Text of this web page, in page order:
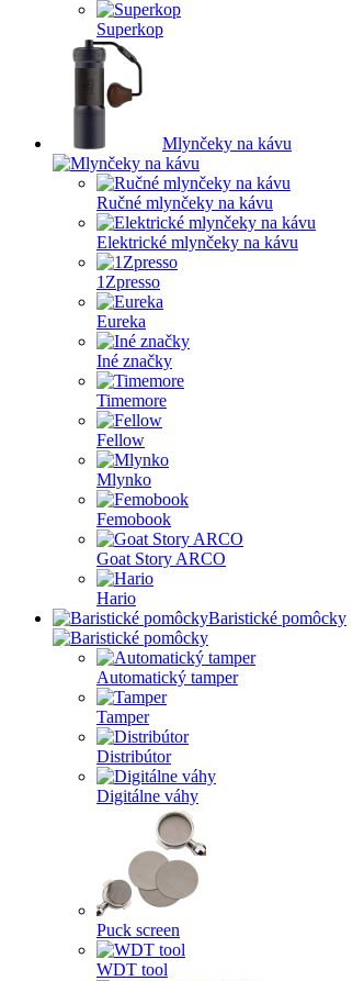
Superkop
Mlynčeky na kávu
Ručné mlynčeky na kávu
Elektrické mlynčeky na kávu
1Zpresso
Eureka
Iné značky
Timemore
Fellow
Mlynko
Femobook
Goat Story ARCO
Hario
Baristické pomôcky
Automatický tamper
Tamper
Distribútor
Digitálne váhy
Puck screen
WDT tool